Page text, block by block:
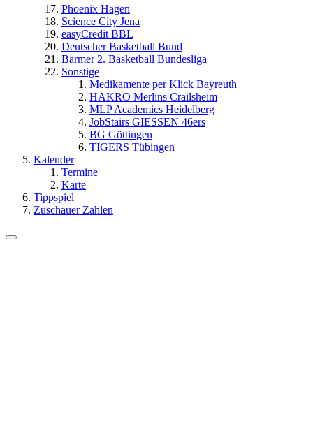
Phoenix Hagen
Science City Jena
easyCredit BBL
Deutscher Basketball Bund
Barmer 2. Basketball Bundesliga
Sonstige
Medikamente per Klick Bayreuth
HAKRO Merlins Crailsheim
MLP Academics Heidelberg
JobStairs GIESSEN 46ers
BG Göttingen
TIGERS Tübingen
Kalender
Termine
Karte
Tippspiel
Zuschauer Zahlen